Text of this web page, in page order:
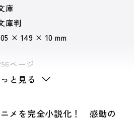
庫
庫判
× 149 × 10 mm
ページ
と見る
メを完全小説化！ 感動の